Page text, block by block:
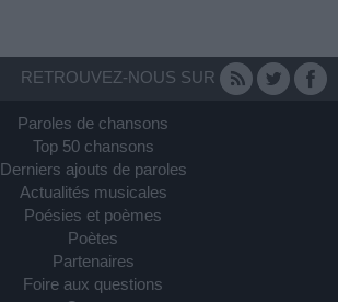
RETROUVEZ-NOUS SUR
Paroles de chansons
Top 50 chansons
Derniers ajouts de paroles
Actualités musicales
Poésies et poèmes
Poètes
Partenaires
Foire aux questions